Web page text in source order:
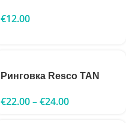
€12.00
Ринговка Resco TAN
€22.00–€24.00